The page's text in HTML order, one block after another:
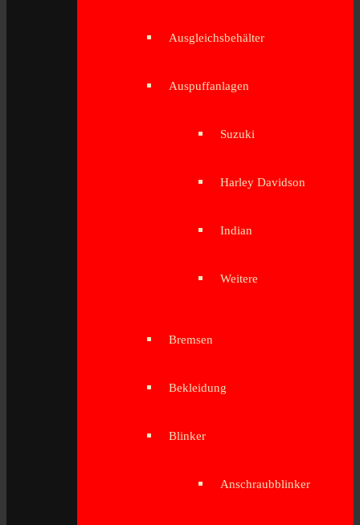
Ausgleichsbehälter
Auspuffanlagen
Suzuki
Harley Davidson
Indian
Weitere
Bremsen
Bekleidung
Blinker
Anschraubblinker